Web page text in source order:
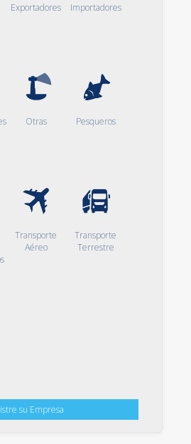
Exportadores Importadores
Otras Pesqueros
Transporte
Aéreo
Transporte
Terrestre
su Empresa